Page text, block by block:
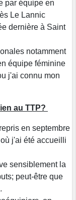
par équipe en
Le Lannic
dernière à Saint
notamment
équipe féminine
j'ai connu mon
au TTP?
en septembre
j'ai été accueilli
sensiblement la
peut-être que